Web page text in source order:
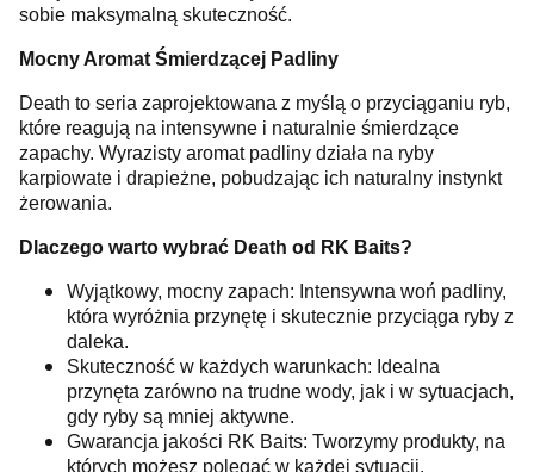
sobie maksymalną skuteczność.
Mocny Aromat Śmierdzącej Padliny
Death to seria zaprojektowana z myślą o przyciąganiu ryb,
które reagują na intensywne i naturalnie śmierdzące
zapachy. Wyrazisty aromat padliny działa na ryby
karpiowate i drapieżne, pobudzając ich naturalny instynkt
żerowania.
Dlaczego warto wybrać Death od RK Baits?
Wyjątkowy, mocny zapach: Intensywna woń padliny,
która wyróżnia przynętę i skutecznie przyciąga ryby z
daleka.
Skuteczność w każdych warunkach: Idealna
przynęta zarówno na trudne wody, jak i w sytuacjach,
gdy ryby są mniej aktywne.
Gwarancja jakości RK Baits: Tworzymy produkty, na
których możesz polegać w każdej sytuacji.